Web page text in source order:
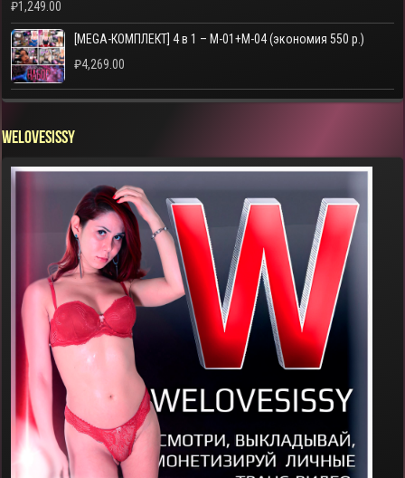
₽1,249.00
[MEGA-КОМПЛЕКТ] 4 в 1 – M-01+M-04 (экономия 550 р.)
₽4,269.00
WELOVESISSY